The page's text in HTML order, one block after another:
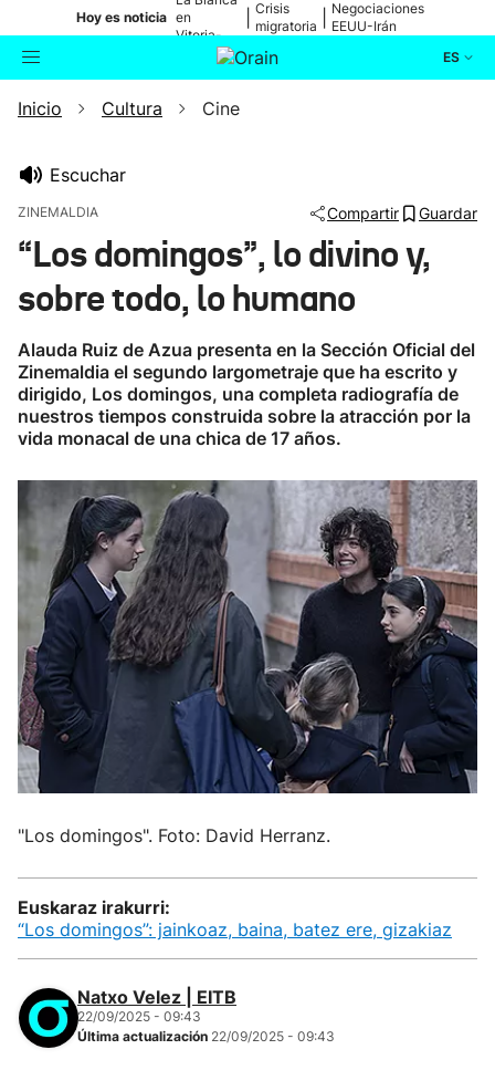
Hoy es noticia en
Vitoria-
Gasteiz
Crisis
migratoria
Negociaciones
EEUU-Irán
ES
Buscador Actualidad
Ikusmiran
Eguraldia
Inicio Cultura Cine
Escuchar
ZINEMALDIA Compartir Guardar
“Los domingos”, lo divino y,
sobre todo, lo humano
Alauda Ruiz de Azua presenta en la Sección Oficial del
Zinemaldia el segundo largometraje que ha escrito y
dirigido, Los domingos, una completa radiografía de
nuestros tiempos construida sobre la atracción por la
vida monacal de una chica de 17 años.
"Los domingos". Foto: David Herranz.
Euskaraz irakurri:
“Los domingos”: jainkoaz, baina, batez ere, gizakiaz
Natxo Velez | EITB
22/09/2025 - 09:43
Última actualización 22/09/2025 - 09:43